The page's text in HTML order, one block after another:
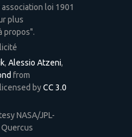
loi 1901
plus
propos".
, Alessio Atzeni,
from
byCC 3.0
NASA/JPL-